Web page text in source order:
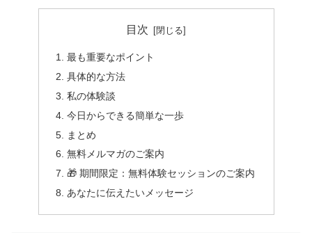
目次
最も重要なポイント
具体的な方法
私の体験談
今日からできる簡単な一歩
まとめ
無料メルマガのご案内
🎁 期間限定：無料体験セッションのご案内
あなたに伝えたいメッセージ